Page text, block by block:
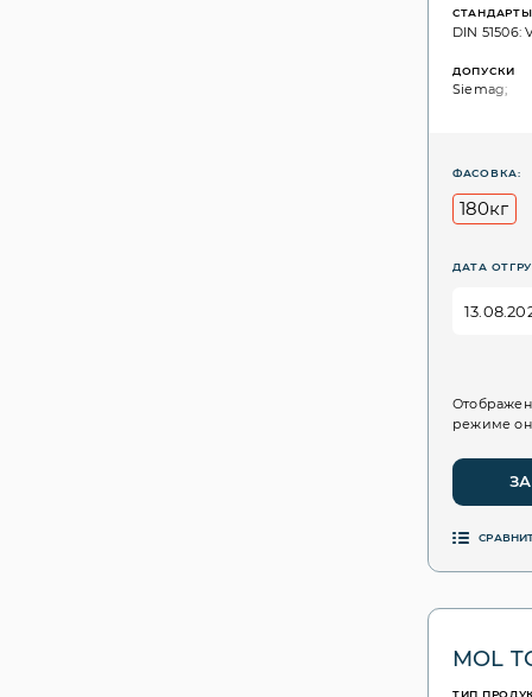
СТАНДАРТЫ
DIN 51506:
ДОПУСКИ
Siemag;
ФАСОВКА:
180кг
ДАТА
режиме
MOL
ТИП